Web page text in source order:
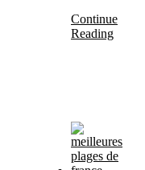
Continue
Reading